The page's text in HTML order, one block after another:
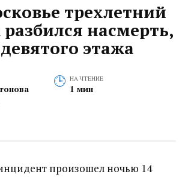
трехлетний
насмерть,
этажа
НА ЧТЕНИЕ
1 мин
произошел ночью 14